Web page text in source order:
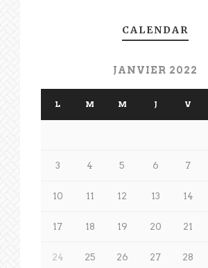
CALENDAR
JANVIER 2022
L M M J V
3 4 5 6 7
10 11 12 13 14
17 18 19 20 21
24 25 26 27 28